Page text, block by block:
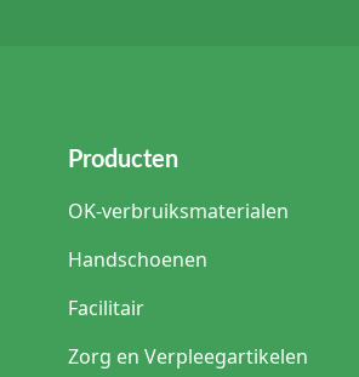
Producten
OK-verbruiksmaterialen
Handschoenen
Facilitair
Zorg en Verpleegartikelen